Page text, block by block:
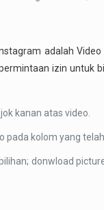
adalah
izin untuk
kanan atas video.
pada kolom yang
donwload